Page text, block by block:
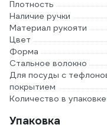
Плотность
Наличие ручки
Материал рукояти
Цвет
Форма
Стальное волокно
Для посуды с
покрытием
Количество в упаковке
Упаковка